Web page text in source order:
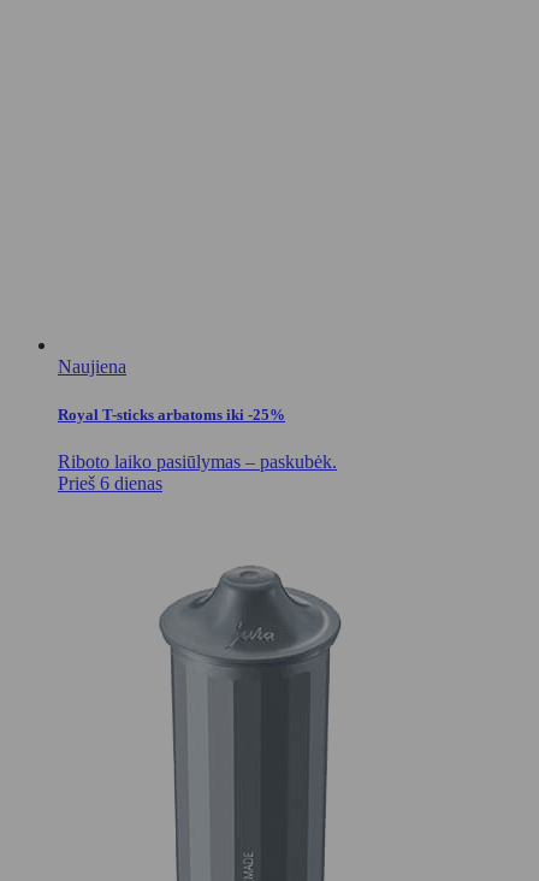
Naujiena
Royal T-sticks arbatoms iki -25%
Riboto laiko pasiūlymas – paskubėk.
Prieš 6 dienas